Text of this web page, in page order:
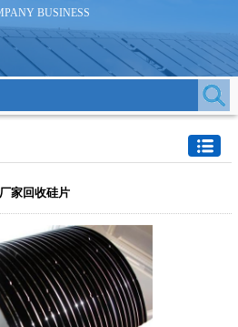
BUSINESS
厂家回收硅片